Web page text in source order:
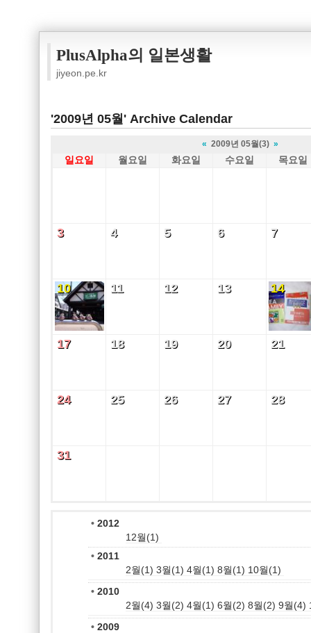
PlusAlpha의 일본생활
jiyeon.pe.kr
'2009년 05월' Archive Calendar
« 2009년 05월(3) »
일요일 월요일 화요일 수요일 목요일
3
3 4
4 5
5 6
6 7
7
10
10 11
11 12
12 13
13 14
14
17
17 18
18 19
19 20
20 21
21
24
24 25
25 26
26 27
27 28
28
31
31
• 2012
12월(1)
• 2011
2월(1) 3월(1) 4월(1) 8월(1) 10월(1)
• 2010
2월(4) 3월(2) 4월(1) 6월(2) 8월(2) 9월(4)
• 2009